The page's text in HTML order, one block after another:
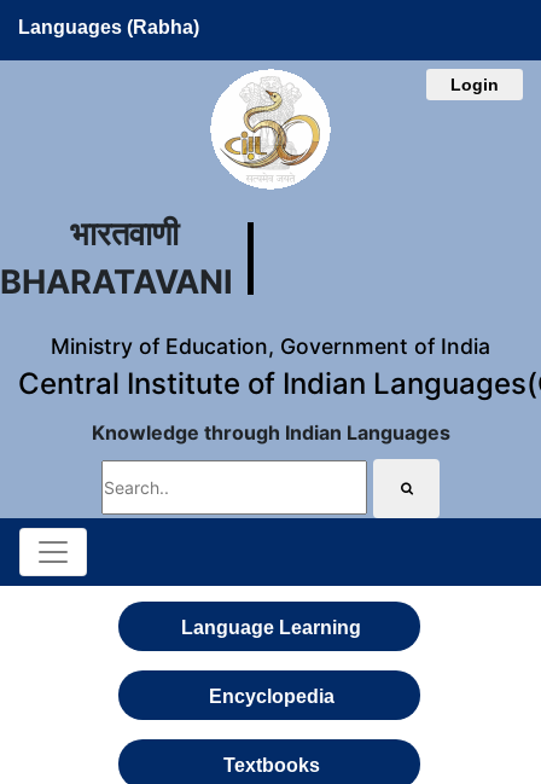
Languages (Rabha)
Login
भारतवाणी
BHARATAVANI
Ministry of Education, Government of India
Central Institute of Indian
Knowledge through Indian Languages
Language Learning
Encyclopedia
Textbooks